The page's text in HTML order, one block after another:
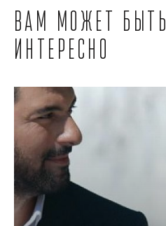
Вам может быть
интересно